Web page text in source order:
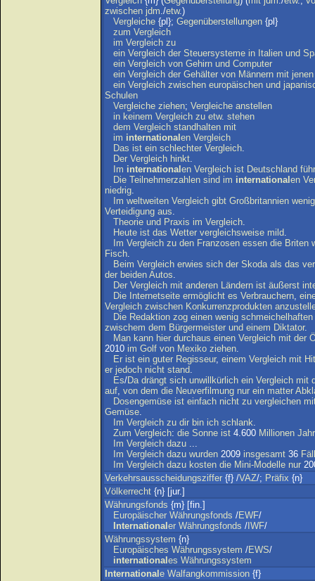
zwischen jdm./etw.)
Vergleiche {pl}; Gegenüberstellungen {pl}
zum Vergleich
im Vergleich zu
ein Vergleich der Steuersysteme in Italien und
ein Vergleich von Gehirn und Computer
ein Vergleich der Gehälter von Männern mit jenen
ein Vergleich zwischen europäischen und
Schulen
Vergleiche ziehen; Vergleiche anstellen
in keinem Vergleich zu etw. stehen
dem Vergleich standhalten mit
im international en Vergleich
Das ist ein schlechter Vergleich.
Der Vergleich hinkt.
Im international en Vergleich ist Deutschland
Die Teilnehmerzahlen sind im international en
niedrig.
Im weltweiten Vergleich gibt Großbritannien wenig
Verteidigung aus.
Theorie und Praxis im Vergleich.
Heute ist das Wetter vergleichsweise mild.
Im Vergleich zu den Franzosen essen die Briten
Fisch.
Beim Vergleich erwies sich der Skoda als das
der beiden Autos.
Der Vergleich mit anderen Ländern ist äußerst
Die Internetseite ermöglicht es Verbrauchern,
Vergleich zwischen Konkurrenzprodukten
Die Redaktion zog einen wenig schmeichelhaften
zwischem dem Bürgermeister und einem Diktator.
Man kann hier durchaus einen Vergleich mit der
2010 im Golf von Mexiko ziehen.
Er ist ein guter Regisseur, einem Vergleich mit
er jedoch nicht stand.
Es/Da drängt sich unwillkürlich ein Vergleich mit
auf, von dem die Neuverfilmung nur ein matter
Dosengemüse ist einfach nicht zu vergleichen
Gemüse.
Im Vergleich zu dir bin ich schlank.
Zum Vergleich: die Sonne ist 4.600 Millionen
Im Vergleich dazu ...
Im Vergleich dazu wurden 2009 insgesamt 36
Im Vergleich dazu kosten die Mini-Modelle nur
Verkehrsausscheidungsziffer {f} /VAZ/; Präfix {n}
Völkerrecht {n} [jur.]
Währungsfonds {m} [fin.]
Europäischer Währungsfonds /EWF/
International er Währungsfonds / IWF/
Währungssystem {n}
Europäisches Währungssystem /EWS/
international es Währungssystem
International e Walfangkommission {f}